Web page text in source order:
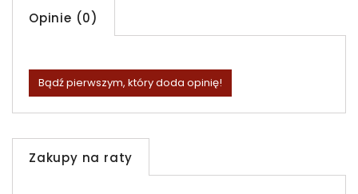
Opinie (0)
Bądź pierwszym, który doda opinię!
Zakupy na raty